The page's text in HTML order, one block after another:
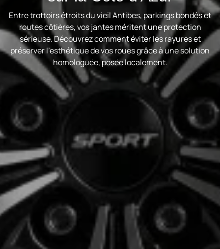
Entre trottoirs étroits du vieil Antibes, parkings bondés et
routes côtières, vos jantes méritent une protection
sérieuse. Découvrez comment éviter les rayures et
préserver l'esthétique de vos roues grâce à une solution
homologuée, posée localement.